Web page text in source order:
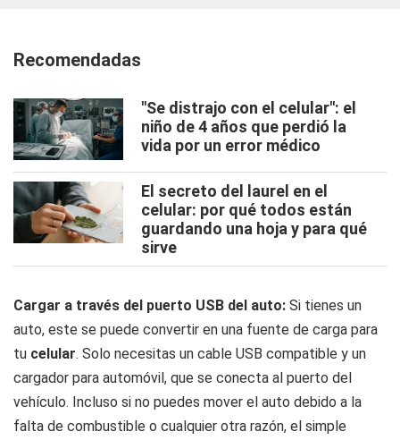
Recomendadas
"Se distrajo con el celular": el
niño de 4 años que perdió la
vida por un error médico
El secreto del laurel en el
celular: por qué todos están
guardando una hoja y para qué
sirve
Cargar a través del puerto USB del auto: Si tienes un
auto, este se puede convertir en una fuente de carga para
tu celular. Solo necesitas un cable USB compatible y un
cargador para automóvil, que se conecta al puerto del
vehículo. Incluso si no puedes mover el auto debido a la
falta de combustible o cualquier otra razón, el simple